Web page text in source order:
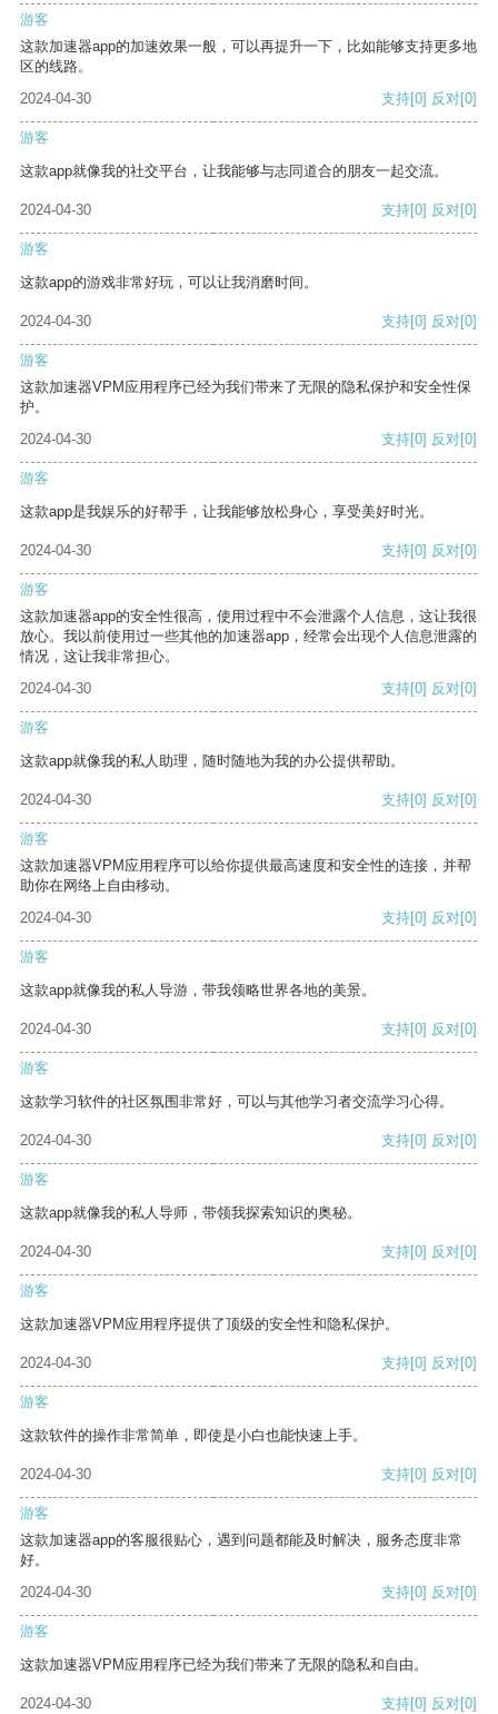
游客
这款加速器app的加速效果一般，可以再提升一下，比如能够支持更多地
区的线路。
2024-04-30
支持[0] 反对[0]
游客
这款app就像我的社交平台，让我能够与志同道合的朋友一起交流。
2024-04-30 支持[0] 反对[0]
游客
这款app的游戏非常好玩，可以让我消磨时间。
2024-04-30 支持[0] 反对[0]
游客
这款加速器VPM应用程序已经为我们带来了无限的隐私保护和安全性保
护。
2024-04-30
支持[0] 反对[0]
游客
这款app是我娱乐的好帮手，让我能够放松身心，享受美好时光。
2024-04-30 支持[0] 反对[0]
游客
这款加速器app的安全性很高，使用过程中不会泄露个人信息，这让我很
放心。我以前使用过一些其他的加速器app，经常会出现个人信息泄露的
情况，这让我非常担心。
2024-04-30
支持[0] 反对[0]
游客
这款app就像我的私人助理，随时随地为我的办公提供帮助。
2024-04-30 支持[0] 反对[0]
游客
这款加速器VPM应用程序可以给你提供最高速度和安全性的连接，并帮
助你在网络上自由移动。
2024-04-30
支持[0] 反对[0]
游客
这款app就像我的私人导游，带我领略世界各地的美景。
2024-04-30 支持[0] 反对[0]
游客
这款学习软件的社区氛围非常好，可以与其他学习者交流学习心得。
2024-04-30 支持[0] 反对[0]
游客
这款app就像我的私人导师，带领我探索知识的奥秘。
2024-04-30 支持[0] 反对[0]
游客
这款加速器VPM应用程序提供了顶级的安全性和隐私保护。
2024-04-30 支持[0] 反对[0]
游客
这款软件的操作非常简单，即使是小白也能快速上手。
2024-04-30 支持[0] 反对[0]
游客
这款加速器app的客服很贴心，遇到问题都能及时解决，服务态度非常
好。
2024-04-30
支持[0] 反对[0]
游客
这款加速器VPM应用程序已经为我们带来了无限的隐私和自由。
2024-04-30 支持[0] 反对[0]